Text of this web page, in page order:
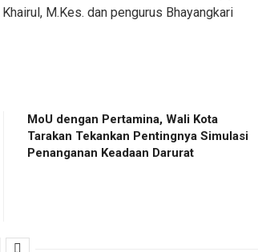
M.Kes. dan pengurus Bhayangkari
MoU dengan Pertamina, Wali Kota
Tarakan Tekankan Pentingnya Simulasi
Penanganan Keadaan Darurat